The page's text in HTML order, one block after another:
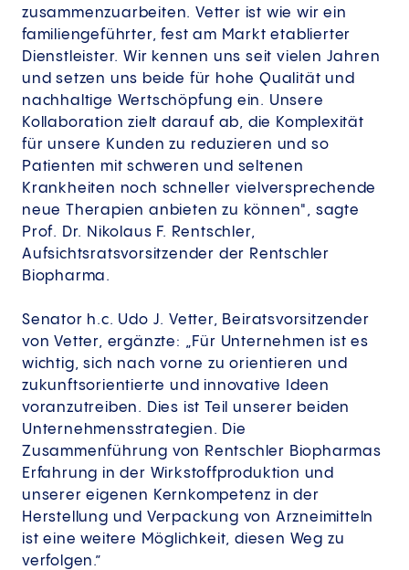
zusammenzuarbeiten. Vetter ist wie wir ein
familiengeführter, fest am Markt etablierter
Dienstleister. Wir kennen uns seit vielen Jahren
und setzen uns beide für hohe Qualität und
nachhaltige Wertschöpfung ein. Unsere
Kollaboration zielt darauf ab, die Komplexität
für unsere Kunden zu reduzieren und so
Patienten mit schweren und seltenen
Krankheiten noch schneller vielversprechende
neue Therapien anbieten zu können", sagte
Prof. Dr. Nikolaus F. Rentschler,
Aufsichtsratsvorsitzender der Rentschler
Biopharma.
Senator h.c. Udo J. Vetter, Beiratsvorsitzender
von Vetter, ergänzte: „Für Unternehmen ist es
wichtig, sich nach vorne zu orientieren und
zukunftsorientierte und innovative Ideen
voranzutreiben. Dies ist Teil unserer beiden
Unternehmensstrategien. Die
Zusammenführung von Rentschler Biopharmas
Erfahrung in der Wirkstoffproduktion und
unserer eigenen Kernkompetenz in der
Herstellung und Verpackung von Arzneimitteln
ist eine weitere Möglichkeit, diesen Weg zu
verfolgen.”